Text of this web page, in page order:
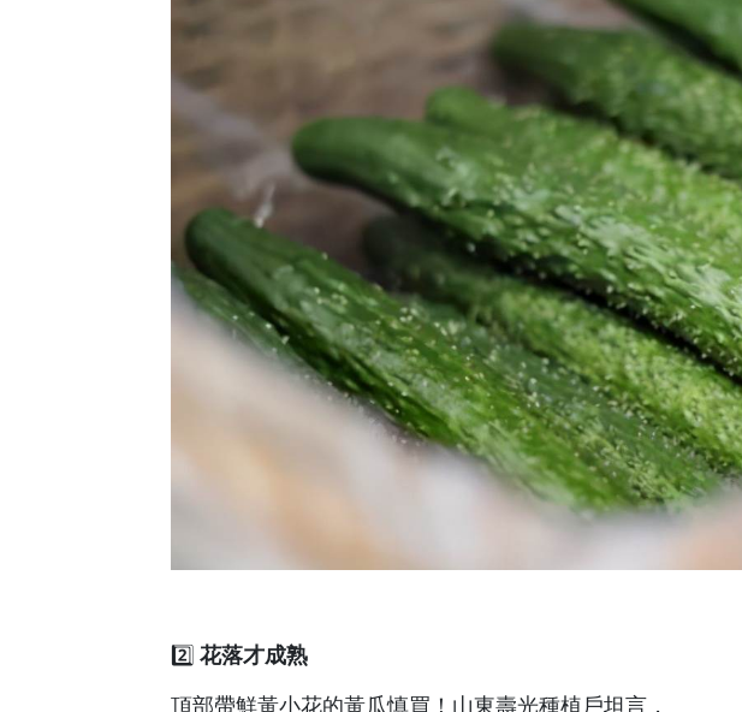
2️⃣ ​ ​花落才成熟​
頂部帶鮮黃小花的黃瓜慎買！山東壽光種植戶坦言，